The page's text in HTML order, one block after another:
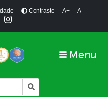
Contraste A+
A-
Menu